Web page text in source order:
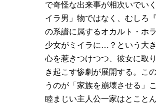
で奇怪な出来事が相次いでい
イラ男」物ではなく、むしろ
の系譜に属するオカルト・ホ
少女がミイラに…？という大
心を惹きつけつつ、彼女に取
き起こす惨劇が展開する。こ
うのが「家族を崩壊させる」
睦まじい主人公一家はとこと